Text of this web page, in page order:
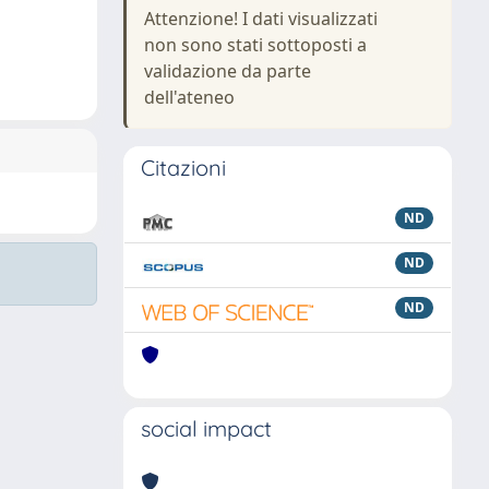
Attenzione! I dati visualizzati
non sono stati sottoposti a
validazione da parte
dell'ateneo
Citazioni
ND
ND
ND
social impact